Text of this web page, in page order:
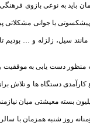
باید به نوعی بازوی
یا جوانی مشکلاتی
سیل، زلزله و …
دست یابی به موفقیت و
دستگاه ها و تلاش
روز شنبه همزمان با